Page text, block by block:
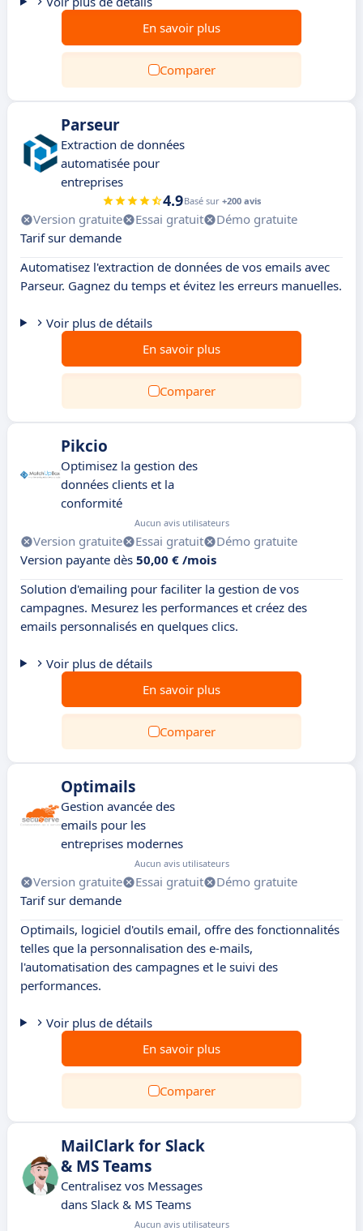
En savoir plus
Comparer
Parseur
Extraction de données
automatisée pour
entreprises
4.9Basé sur +200 avis
Version gratuite Essai gratuit
Démo gratuite
Tarif sur demande
Automatisez l'extraction de données de vos emails avec
Parseur. Gagnez du temps et évitez les erreurs manuelles.
Voir plus de détails
En savoir plus
Comparer
Pikcio
Optimisez la gestion des
données clients et la
conformité
Aucun avis utilisateurs
Version gratuite Essai gratuit
Démo gratuite
Version payante dès 50,00 € /mois
Solution d'emailing pour faciliter la gestion de vos
campagnes. Mesurez les performances et créez des
emails personnalisés en quelques clics.
Voir plus de détails
En savoir plus
Comparer
Optimails
Gestion avancée des
emails pour les
entreprises modernes
Aucun avis utilisateurs
Version gratuite Essai gratuit
Démo gratuite
Tarif sur demande
Optimails, logiciel d'outils email, offre des fonctionnalités
telles que la personnalisation des e-mails,
l'automatisation des campagnes et le suivi des
performances.
Voir plus de détails
En savoir plus
Comparer
MailClark for Slack
& MS Teams
Centralisez vos Messages
dans Slack & MS Teams
Aucun avis utilisateurs